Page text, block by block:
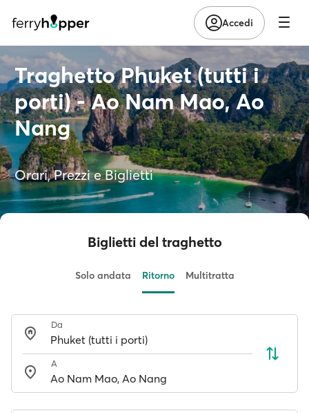
Accedi
Traghetto Phuket (tutti i
porti) - Ao Nam Mao, Ao
Nang
Orari, Prezzi e Biglietti
Biglietti del traghetto
Solo andata Ritorno Multitratta
Da
A